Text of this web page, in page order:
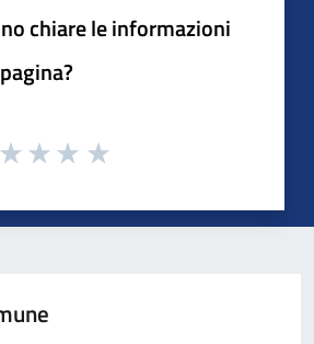
chiare le informazioni